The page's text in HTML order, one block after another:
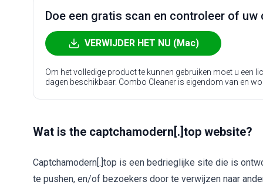
Doe een gratis scan en controleer of
VERWIJDER HET NU (Mac)
Om het volledige product te kunnen gebruiken moet u een
dagen beschikbaar. Combo Cleaner is eigendom van en
Wat is the captchamodern[.]top website?
Captchamodern[.]top is een bedrieglijke site die is
te pushen, en/of bezoekers door te verwijzen naar